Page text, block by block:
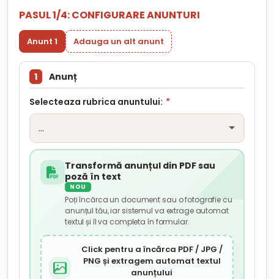
PASUL 1/4: CONFIGURARE ANUNTURI
Anunt 1 Adauga un alt anunt
1 Anunț
Selecteaza rubrica anuntului: *
Transformă anunțul din PDF sau
poză în text
NOU
Poți încărca un document sau o fotografie cu
anunțul tău, iar sistemul va extrage automat
textul și îl va completa în formular.
Click pentru a încărca PDF / JPG /
PNG și extragem automat textul
anunțului